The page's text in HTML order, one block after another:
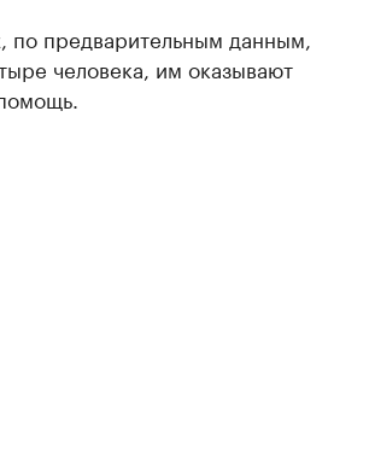
по предварительным данным,
человека, им оказывают